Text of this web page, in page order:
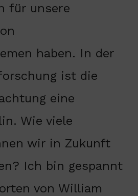
für unsere
haben. In der
ist die
eine
Wie viele
wir in Zukunft
Ich bin gespannt
von William